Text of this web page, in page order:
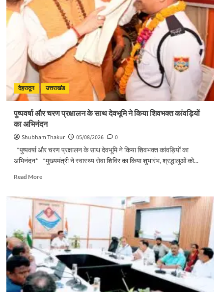
ने
किया
मसूरी
विधानसभा
विभिन्न
विकास
योजनाओं
का
–
शिलान्यास
देहरादून उत्तराखंड
पुष्पवर्षा और चरण प्रक्षालन के साथ देवभूमि ने किया शिवभक्त कांवड़ियों
का अभिनंदन
Shubham Thakur 05/08/2026
0
*पुष्पवर्षा और चरण प्रक्षालन के साथ देवभूमि ने किया शिवभक्त कांवड़ियों का
अभिनंदन* *मुख्यमंत्री ने स्वास्थ्य सेवा शिविर का किया शुभारंभ, श्रद्धालुओं को...
Read MoreRead
पुष्पवर्षा
और
चरण
प्रक्षालन
के
साथ
देवभूमि
ने
किया
शिवभक्त